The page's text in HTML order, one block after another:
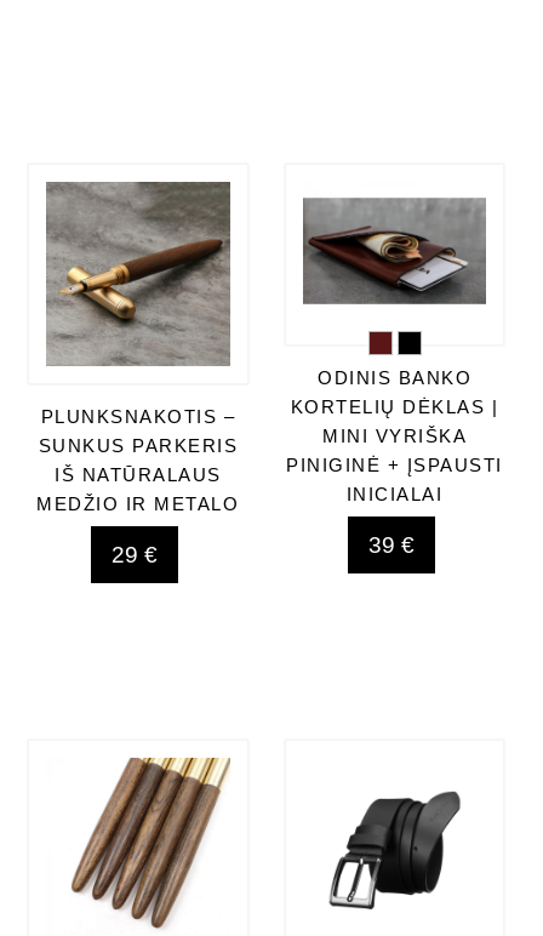
PLUNKSNAKOTIS –
SUNKUS PARKERIS
IŠ NATŪRALAUS
MEDŽIO IR METALO
29 €
ODINIS BANKO
KORTELIŲ DĖKLAS |
MINI VYRIŠKA
PINIGINĖ + ĮSPAUSTI
INICIALAI
39 €